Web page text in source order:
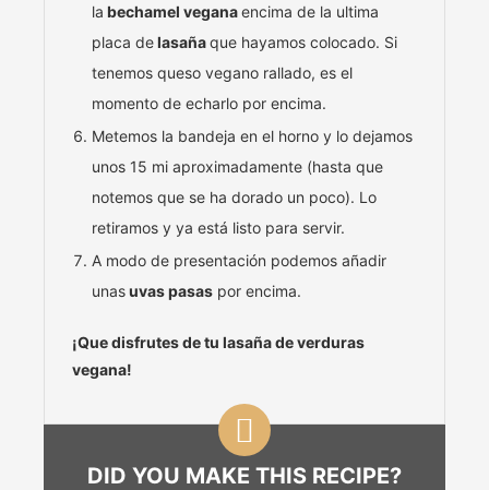
la bechamel veganaencima de la ultima
placa delasañaque hayamos colocado. Si
tenemos queso vegano rallado, es el
momento de echarlo por encima.
Metemos la bandeja en el horno y lo dejamos
unos 15 mi aproximadamente (hasta que
notemos que se ha dorado un poco). Lo
retiramos y ya está listo para servir.
A modo de presentación podemos añadir
unasuvas pasas por encima.
¡Que disfrutes de tu lasaña de verduras
vegana!
DID YOU MAKE THIS RECIPE?